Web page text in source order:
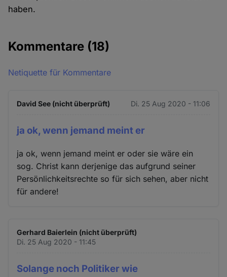
haben.
Kommentare (18)
Netiquette für Kommentare
David See (nicht überprüft) Di. 25 Aug 2020 - 11:06
ja ok, wenn jemand meint er
ja ok, wenn jemand meint er oder sie wäre ein
sog. Christ kann derjenige das aufgrund seiner
Persönlichkeitsrechte so für sich sehen, aber nicht
für andere!
Gerhard Baierlein (nicht überprüft)
Di. 25 Aug 2020 - 11:45
Solange noch Politiker wie